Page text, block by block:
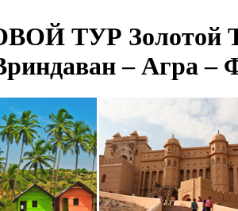
ТУР Золотой
– Агра –